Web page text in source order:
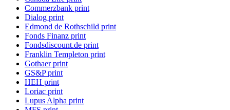
Commerzbank print
Dialog print
Edmond de Rothschild print
Fonds Finanz print
Fondsdiscount.de print
Franklin Templeton print
Gothaer print
GS&P print
HEH print
Loriac print
Lupus Alpha print